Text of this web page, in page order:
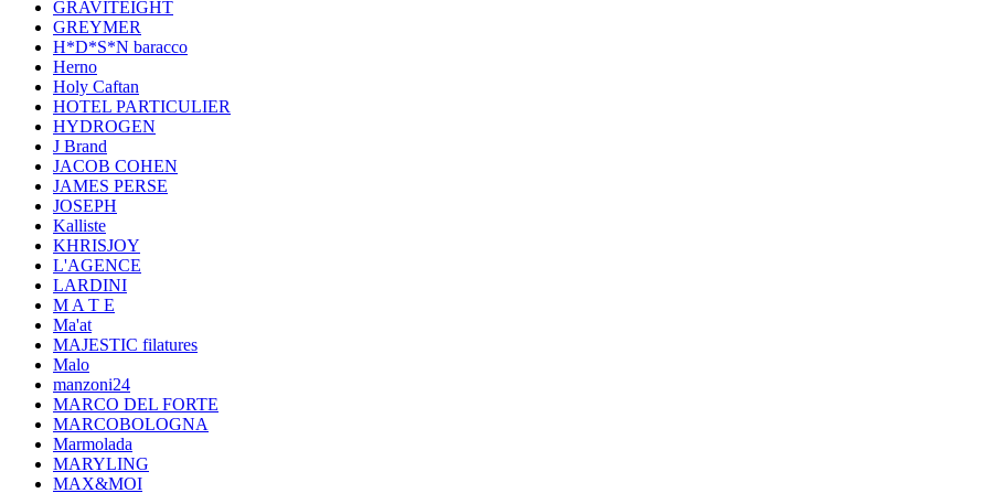
GRAVITEIGHT
GREYMER
H*D*S*N baracco
Herno
Holy Caftan
HOTEL PARTICULIER
HYDROGEN
J Brand
JACOB COHEN
JAMES PERSE
JOSEPH
Kalliste
KHRISJOY
L'AGENCE
LARDINI
M A T E
Ma'at
MAJESTIC filatures
Malo
manzoni24
MARCO DEL FORTE
MARCOBOLOGNA
Marmolada
MARYLING
MAX&MOI